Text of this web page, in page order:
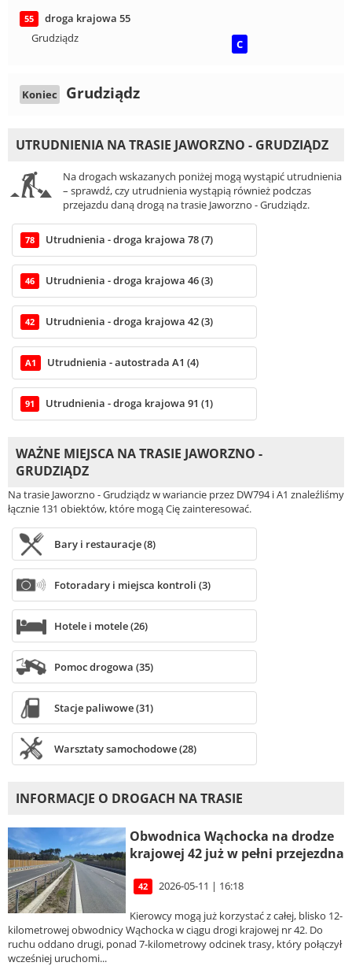
55
droga krajowa 55
Grudziądz
C
Koniec Grudziądz
UTRUDNIENIA NA TRASIE JAWORZNO - GRUDZIĄDZ
Na drogach wskazanych poniżej mogą wystąpić utrudnienia
– sprawdź, czy utrudnienia wystąpią również podczas
przejazdu daną drogą na trasie Jaworzno - Grudziądz.
78 Utrudnienia - droga krajowa 78 (7)
46 Utrudnienia - droga krajowa 46 (3)
42 Utrudnienia - droga krajowa 42 (3)
A1 Utrudnienia - autostrada A1 (4)
91 Utrudnienia - droga krajowa 91 (1)
WAŻNE MIEJSCA NA TRASIE JAWORZNO -
GRUDZIĄDZ
Na trasie Jaworzno - Grudziądz w wariancie przez DW794 i A1 znaleźliśmy
łącznie 131 obiektów, które mogą Cię zainteresować.
Bary i restauracje (8)
Fotoradary i miejsca kontroli (3)
Hotele i motele (26)
Pomoc drogowa (35)
Stacje paliwowe (31)
Warsztaty samochodowe (28)
INFORMACJE O DROGACH NA TRASIE
Obwodnica Wąchocka na drodze
krajowej 42 już w pełni przejezdna
42 2026-05-11 | 16:18
Kierowcy mogą już korzystać z całej, blisko 12-
kilometrowej obwodnicy Wąchocka w ciągu drogi krajowej nr 42. Do
ruchu oddano drugi, ponad 7-kilometrowy odcinek trasy, który połączył
wcześniej uruchomi...